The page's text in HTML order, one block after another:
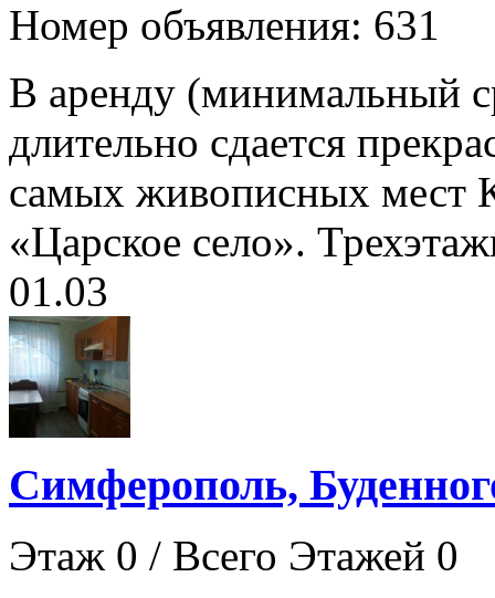
Номер объявления: 631
В аренду (минимальный
длительно сдается
самых живописных мест
«Царское село».
01.03
Симферополь,
Этаж 0 / Всего Этажей 0